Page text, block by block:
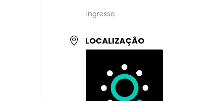
Ingresso
LOCALIZAÇÃO